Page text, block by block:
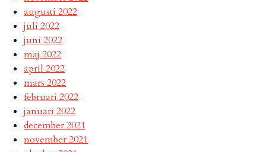
augusti 2022
juli 2022
juni 2022
maj 2022
april 2022
mars 2022
februari 2022
januari 2022
december 2021
november 2021